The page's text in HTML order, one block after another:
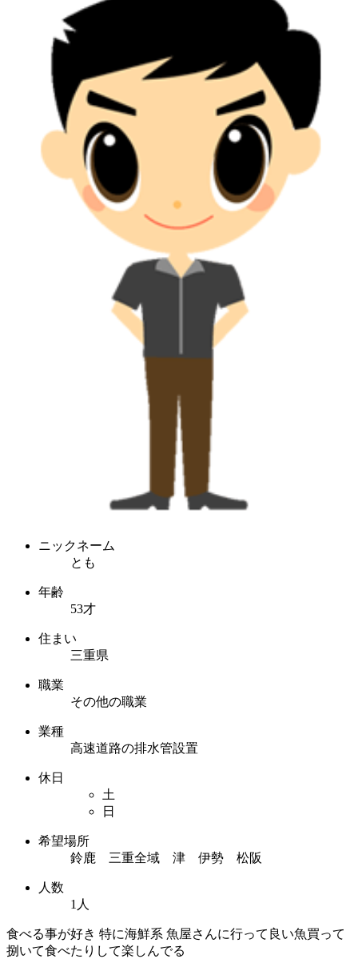
ニックネーム
とも
年齢
53才
住まい
三重県
職業
その他の職業
業種
高速道路の排水管設置
休日
土
日
希望場所
鈴鹿 三重全域 津 伊勢 松阪
人数
1人
食べる事が好き 特に海鮮系 魚屋さんに行って良い魚買って
捌いて食べたりして楽しんでる